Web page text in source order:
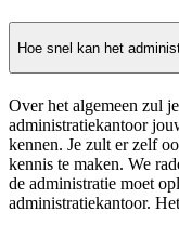
Hoe snel kan het
Over het algemeen zul
administratiekantoor
kennen. Je zult er zelf
kennis te maken. We
de administratie moet
administratiekantoor.